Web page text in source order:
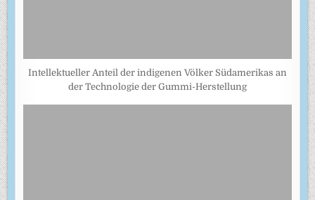
Intellektueller Anteil der indigenen Völker Südamerikas an
der Technologie der Gummi-Herstellung